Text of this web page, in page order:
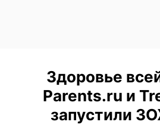
Здоровье
Parents.ru и
запустили